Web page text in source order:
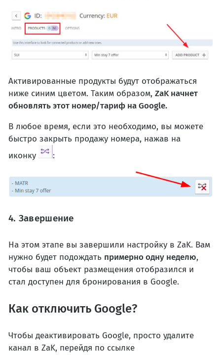
Активированные продукты будут отображаться
ниже синим цветом. Таким образом, ZaK начнет
обновлять этот номер/тариф на Google.
В любое время, если это необходимо, вы можете
быстро закрыть продажу номера, нажав на
иконку
:
4. Завершение
На этом этапе вы завершили настройку в ZaK. Вам
нужно будет подождать примерно одну неделю,
чтобы ваш объект размещения отобразился и
стал доступен для бронирования в Google.
Как отключить Google?
Чтобы деактивировать Google, просто удалите
канал в ZaK, перейдя по ссылке